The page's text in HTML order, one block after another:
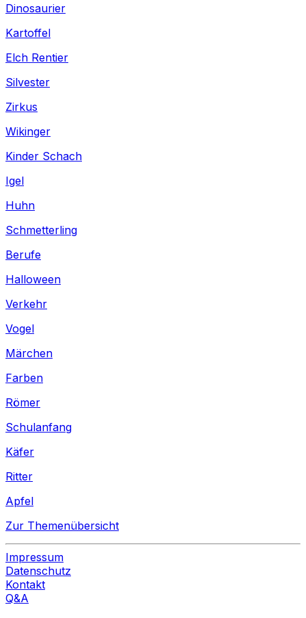
Dinosaurier
Kartoffel
Elch Rentier
Silvester
Zirkus
Wikinger
Kinder Schach
Igel
Huhn
Schmetterling
Berufe
Halloween
Verkehr
Vogel
Märchen
Farben
Römer
Schulanfang
Käfer
Ritter
Apfel
Zur Themenübersicht
Impressum
Datenschutz
Kontakt
Q&A